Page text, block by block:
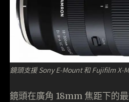
鏡頭支援 Sony E-Mount 和 Fujifilm X-
鏡頭在廣角 18mm 焦距下的